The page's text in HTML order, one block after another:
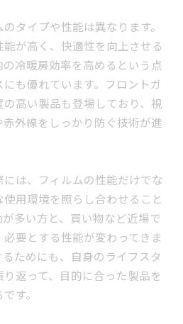
タイプや性能は異なります。
が高く、快適性を向上させる
冷暖房効率を高めるという点
も優れています。フロントガ
高い製品も登場しており、視
外線をしっかり防ぐ技術が進
は、フィルムの性能だけでな
用環境を照らし合わせること
多い方と、買い物など近場で
要とする性能が変わってきま
ためにも、自身のライフスタ
返って、目的に合った製品を
す。